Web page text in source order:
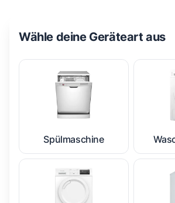
Wähle deine Geräteart aus
Spülmaschine